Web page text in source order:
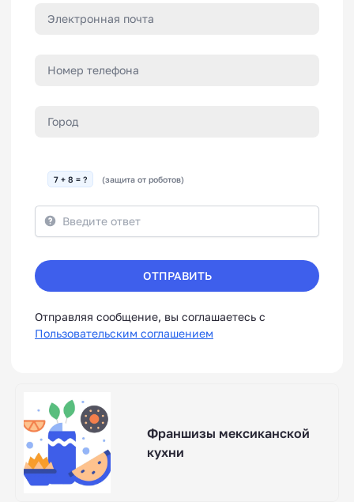
7 + 8 = ? (защита от роботов)
ОТПРАВИТЬ
Отправляя сообщение, вы соглашаетесь с
Пользовательским соглашением
Франшизы мексиканской
кухни